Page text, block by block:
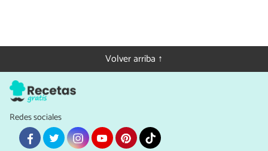
Volver arriba ↑
Redes sociales